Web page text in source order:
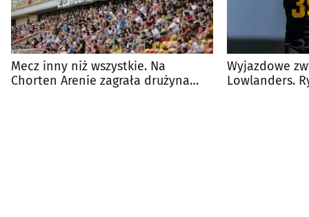
Mecz inny niż wszystkie. Na
Chorten Arenie zagrała drużyna
Wyjazdowe
Lowlanders.